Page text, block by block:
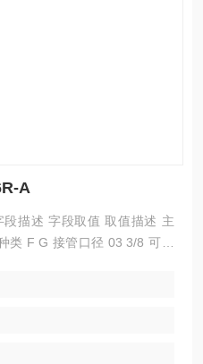
A
值描述 主